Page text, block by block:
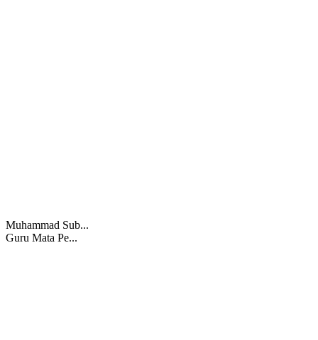
Muhammad Sub...
Guru Mata Pe...